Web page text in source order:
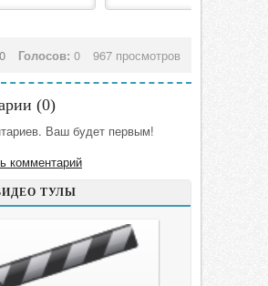
0 Голосов: 0 967 просмотров
(0)
Ваш будет первым!
комментарий
ТУЛЫ